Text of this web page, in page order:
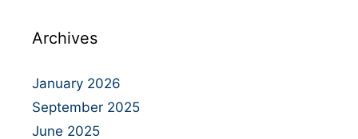
Archives
January 2026
September 2025
June 2025